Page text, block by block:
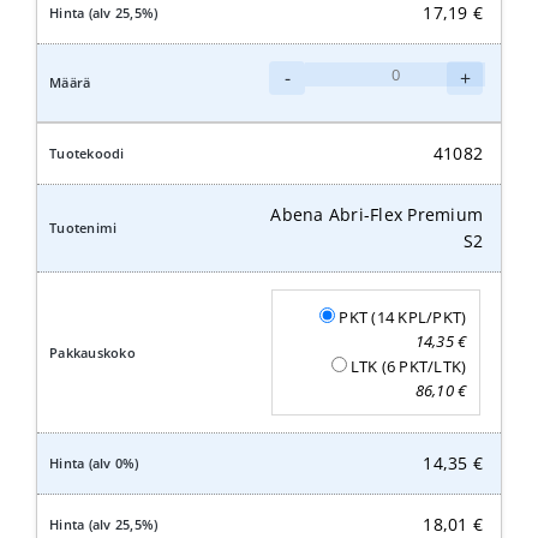
17,19 €
-
Flex
M1
määrä
+
41082
Abena Abri-Flex Premium
S2
PKT (14 KPL/PKT)
14,35€
LTK (6 PKT/LTK)
86,10€
14,35 €
18,01 €